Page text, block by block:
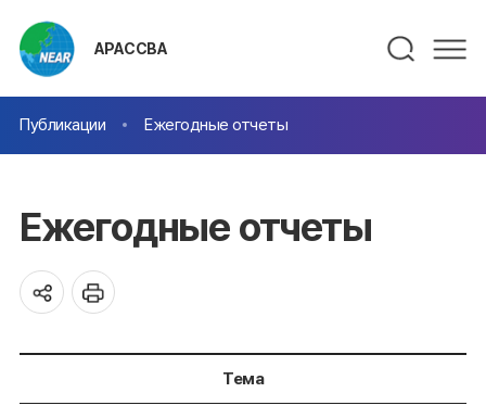
АРАССВА
Публикации Ежегодные отчеты
Ежегодные отчеты
Тема